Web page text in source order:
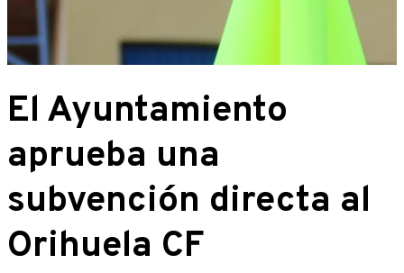
El Ayuntamiento
aprueba una
subvención directa al
Orihuela CF